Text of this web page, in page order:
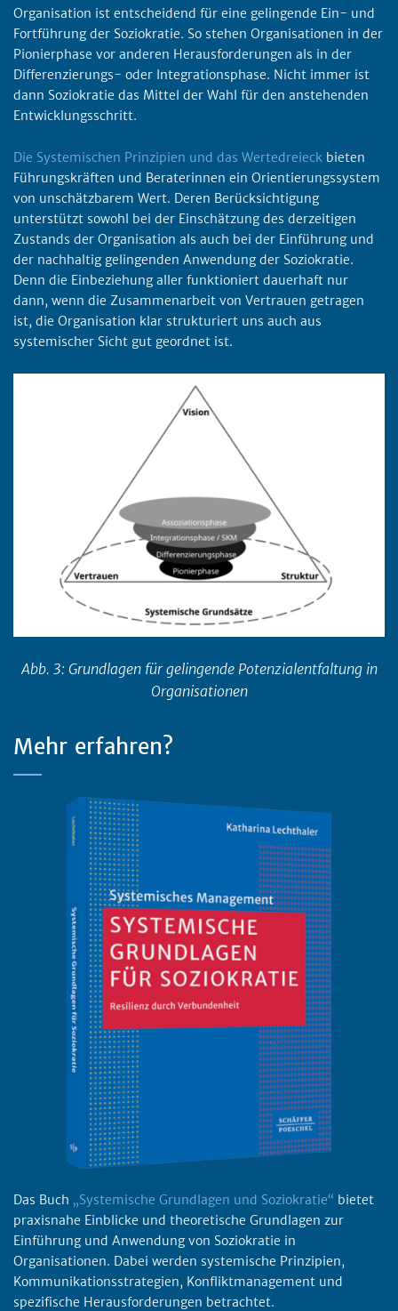
Organisation ist entscheidend für eine gelingende Ein- und
Fortführung der Soziokratie. So stehen Organisationen in der
Pionierphase vor anderen Herausforderungen als in der
Differenzierungs- oder Integrationsphase. Nicht immer ist
dann Soziokratie das Mittel der Wahl für den anstehenden
Entwicklungsschritt.
Die Systemischen Prinzipien und das Wertedreieck bieten
Führungskräften und Beraterinnen ein Orientierungssystem
von unschätzbarem Wert. Deren Berücksichtigung
unterstützt sowohl bei der Einschätzung des derzeitigen
Zustands der Organisation als auch bei der Einführung und
der nachhaltig gelingenden Anwendung der Soziokratie.
Denn die Einbeziehung aller funktioniert dauerhaft nur
dann, wenn die Zusammenarbeit von Vertrauen getragen
ist, die Organisation klar strukturiert uns auch aus
systemischer Sicht gut geordnet ist.
Abb. 3: Grundlagen für gelingende Potenzialentfaltung in
Organisationen
Mehr erfahren?
Das Buch „Systemische Grundlagen und Soziokratie“ bietet
praxisnahe Einblicke und theoretische Grundlagen zur
Einführung und Anwendung von Soziokratie in
Organisationen. Dabei werden systemische Prinzipien,
Kommunikationsstrategien, Konfliktmanagement und
spezifische Herausforderungen betrachtet.